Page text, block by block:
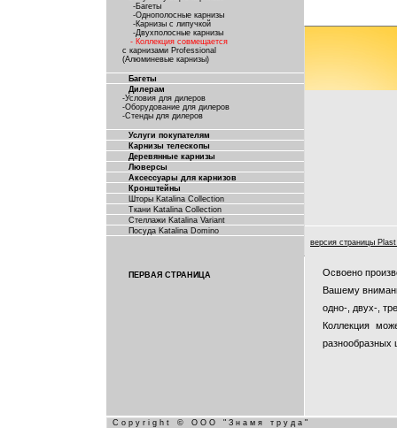
-Багеты
-Однополосные карнизы
-Карнизы с липучкой
-Двухполосные карнизы
- Коллекция совмещается
с карнизами Professional
(Алюминевые карнизы)
Багеты
Дилерам
-Условия для дилеров
-Оборудование для дилеров
-Стенды для дилеров
Услуги покупателям
Карнизы телескопы
Деревянные карнизы
Люверсы
Аксессуары для карнизов
Кронштейны
Шторы Katalina Collection
Ткани Katalina Collection
Стеллажи Katalina Variant
Посуда Katalina Domino
ПЕРВАЯ СТРАНИЦА
версия страницы
Освоено
Вашему
одно-, двух-,
Коллекция
разнообразных
Copyright © ООО "Знамя труда"